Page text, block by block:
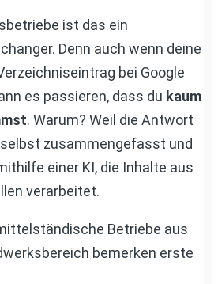
ist das ein
Denn auch wenn deine
bei Google
es passieren, dass du kaum
. Warum? Weil die Antwort
zusammengefasst und
einer KI, die Inhalte aus
verarbeitet.
Betriebe aus
bemerken erste